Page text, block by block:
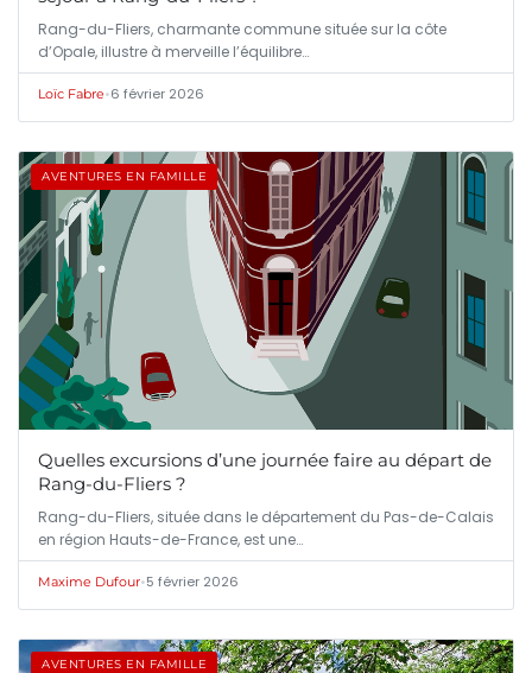
Rang-du-Fliers, charmante commune située sur la côte
d’Opale, illustre à merveille l’équilibre…
Loïc Fabre•6 février 2026
AVENTURES EN FAMILLE
Quelles excursions d’une journée faire au départ de
Rang-du-Fliers ?
Rang-du-Fliers, située dans le département du Pas-de-Calais
en région Hauts-de-France, est une…
Maxime Dufour•5 février 2026
AVENTURES EN FAMILLE